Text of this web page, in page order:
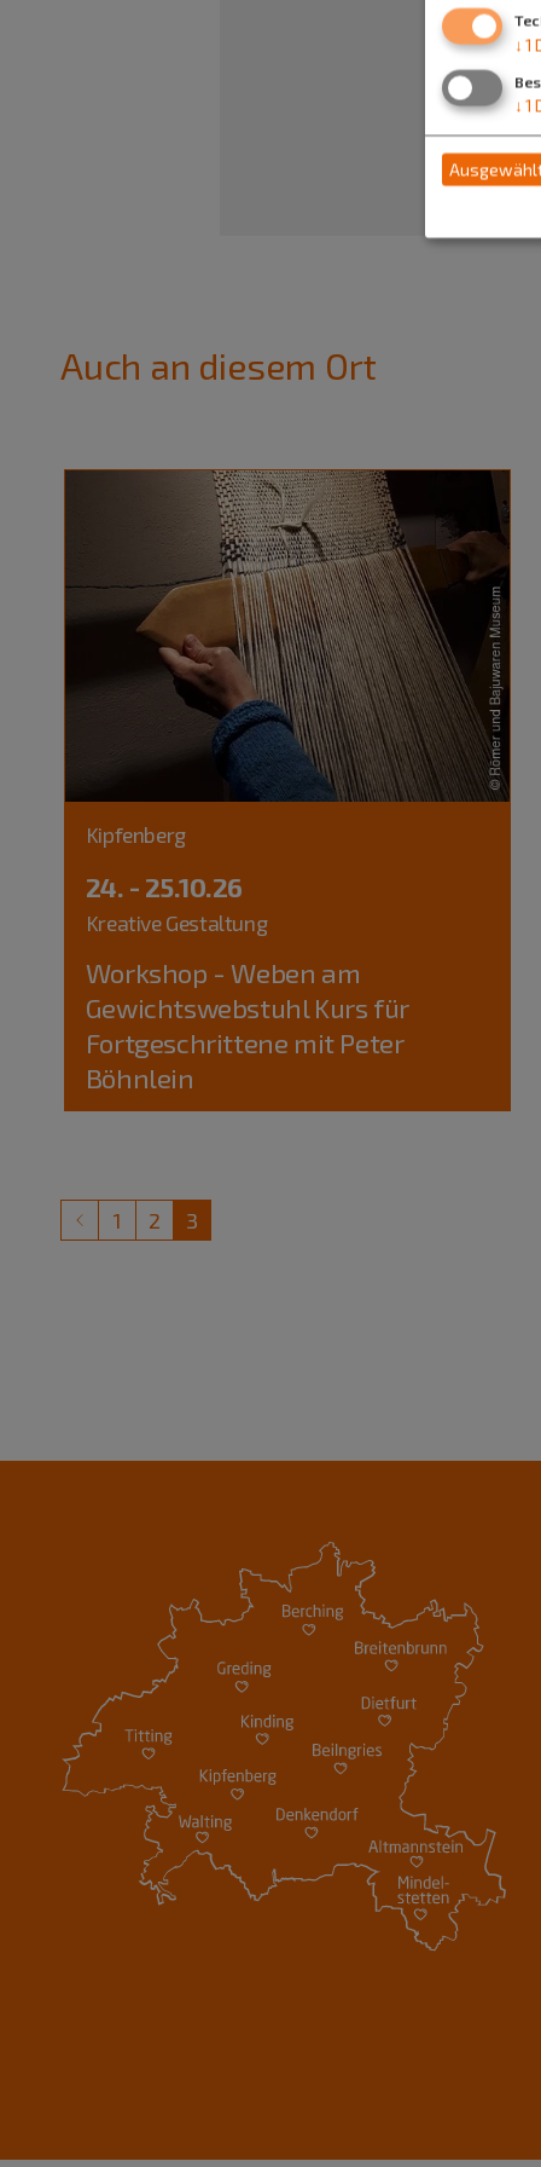
Auch an diesem Ort
Kipfenberg
24. - 25.10.26
Kreative Gestaltung
Workshop - Weben am
Gewichtswebstuhl Kurs für
Fortgeschrittene mit Peter
Böhnlein
1 2 3
↓ 1
↓ 1